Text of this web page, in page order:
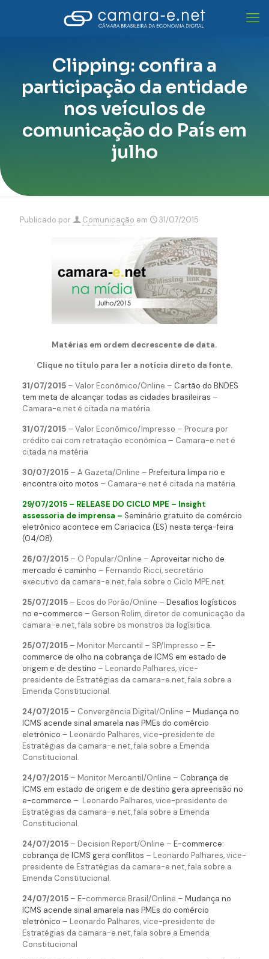
Clipping: confira a
participação da entidade
nos veículos de
comunicação do País em
julho
Publicado por Comunicação em 31/07/2015
Matérias em ordem decrescente de data.
Clique no título para ler a notícia direto da fonte.
31/07/2015– Valor Econômico/Online – Cartão do BNDES
tem meta de alcançar todas as cidades brasileiras –
Camara-e.net é citada na matéria.
31/07/2015– Valor Econômico/Impresso – Procura por
crédito cai com retratação econômica – Camara-e.net é
citada na matéria
30/07/2015– A Gazeta/Online – Prefeitura limpa rio e
encontra oito motos – Camara-e.net é citada na matéria.
29/07/2015 – RELEASE DO CICLO MPE – Insight
assessoria de imprensa – Seminário gratuito de comércio
eletrônico acontece em Cariacica (ES) nesta terça-feira
(04/08).
26/07/2015– O Popular/Online – Aproveitar nicho de
mercado é caminho – Fernando Ricci, secretário
executivo da camara-e.net, fala sobre o Ciclo MPE.net.
25/07/2015– Ecos do Porão/Online – Desafios logísticos
no e-commerce – Gerson Rolim, diretor de comunicação da
camara-e.net, fala sobre os monstros da logísitica.
25/07/2015– Monitor Mercantil – SP/Impresso – E-
commerce de olho na cobrança de ICMS em estado de
origem e de destino – Leonardo Palhares, vice-
presidente de Estratégias da camara-e.net, fala sobre a
Emenda Constitucional.
24/07/2015– Convergência Digital/Online – Mudança no
ICMS acende sinal amarela nas PMEs do comércio
eletrônico – Leonardo Palhares, vice-presidente de
Estratégias da camara-e.net, fala sobre a Emenda
Constitucional.
24/07/2015– Monitor Mercantil/Online – Cobrança de
ICMS em estado de origem e de destino gera apreensão no
e-commerce – Leonardo Palhares, vice-presidente de
Estratégias da camara-e.net, fala sobre a Emenda
Constitucional.
24/07/2015– Decision Report/Online – E-commerce:
cobrança de ICMS gera conflitos – Leonardo Palhares, vice-
presidente de Estratégias da camara-e.net, fala sobre a
Emenda Constitucional.
24/07/2015– E-commerce Brasil/Online – Mudança no
ICMS acende sinal amarela nas PMEs do comércio
eletrônico – Leonardo Palhares, vice-presidente de
Estratégias da camara-e.net, fala sobre a Emenda
Constitucional